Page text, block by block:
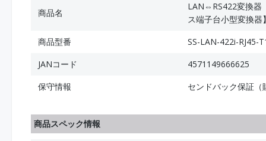
商品名
LAN⇔RS422変換器
ス端子台小型変換
商品型番
SS-LAN-422i-RJ45-
JANコード
4571149666625
保守情報
センドバック保証（
商品スペック情報